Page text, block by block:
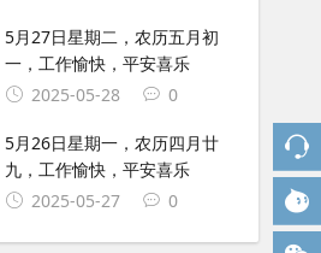
5月27日星期二，农历五月初
一，工作愉快，平安喜乐
2025-05-28
0
5月26日星期一，农历四月廿
九，工作愉快，平安喜乐
2025-05-27
0